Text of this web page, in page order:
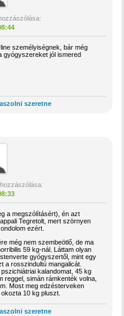
személyiségnek, bár még
gyógyszereket jól ismered
szeretne
a megszólításért), én azt
Tegretolt, mert szörnyen
ezért.
még nem szembeötlő, de ma
59 kg-nál. Láttam olyan
gyógyszertől, mint egy
a rosszindultú mangalicát.
kalandomat, 45 kg
reggel, simán rámkenték volna,
Most meg edzésterveken
10 kg pluszt.
szeretne